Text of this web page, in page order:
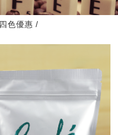
l
e
g
t
i
o
n
四色優惠 /